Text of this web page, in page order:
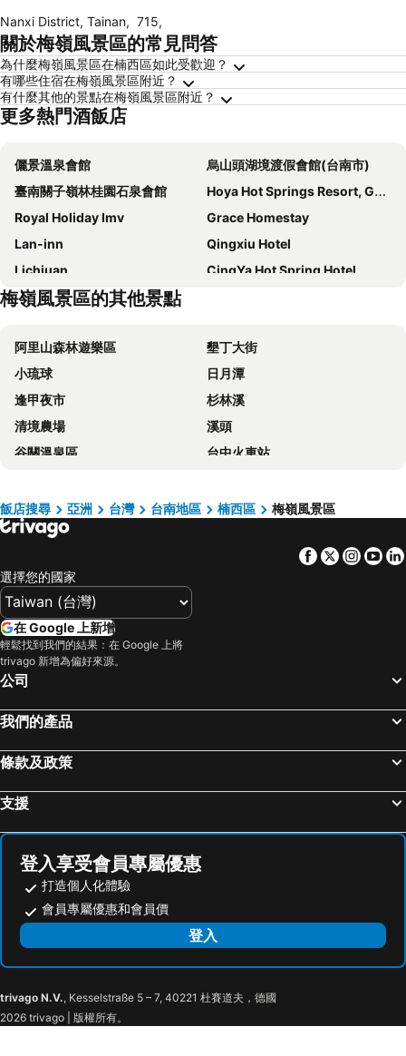
Nanxi District, Tainan, 715,
關於梅嶺風景區的常見問答
為什麼梅嶺風景區在楠西區如此受歡迎？
有哪些住宿在梅嶺風景區附近？
有什麼其他的景點在梅嶺風景區附近？
更多熱門酒飯店
儷景溫泉會館
烏山頭湖境渡假會館(台南市)
臺南關子嶺林桂園石泉會館
Hoya Hot Springs Resort, Guanziling
Royal Holiday Imv
Grace Homestay
Lan-inn
Qingxiu Hotel
Lichiuan
CingYa Hot Spring Hotel
國蘭花園 Villa 會館
梅嶺風景區的其他景點
阿里山森林遊樂區
墾丁大街
小琉球
日月潭
逢甲夜市
杉林溪
清境農場
溪頭
谷關溫泉區
台中火車站
關子嶺溫泉
台中一中商圈
六福村主題遊樂園
駁二藝術特區
武陵農場
台南花園夜市
高雄火車站
高雄瑞豐夜市
泰安溫泉
台東車站
新竹火車站
高雄六合夜市
奧萬大森林遊樂區
台中烏日高鐵站
廬山溫泉
墾丁國家公園
嘉義高鐵站
東海藝術商圈
85大樓
梅嶺風景區
曾文水庫風景區
走馬瀨農場
寶來溫泉
飯店搜尋 亞洲 台灣 台南地區 楠西區 梅嶺風景區
Facebook
Twitter
選擇您的國家
在 Google 上新增
輕鬆找到我們的結果：在 Google 上將
trivago 新增為偏好來源。
公司
我們的產品
條款及政策
支援
登入享受會員專屬優惠
打造個人化體驗
會員專屬優惠和會員價
登入
trivago N.V., Kesselstraße 5 – 7, 40221 杜賽道夫，德國
2026 trivago | 版權所有。